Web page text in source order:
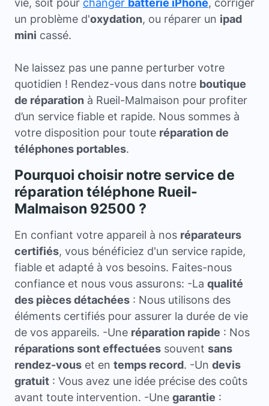
un problème d'oxydation, ou réparer un ipad
mini cassé.
Ne laissez pas une panne perturber votre
quotidien ! Rendez-vous dans notre boutique
de réparation à Rueil-Malmaison pour profiter
d’un service fiable et rapide. Nous sommes à
votre disposition pour toute réparation de
téléphones portables.
Pourquoi choisir notre service de
réparation téléphone Rueil-
Malmaison 92500 ?
En confiant votre appareil à nos réparateurs
certifiés, vous bénéficiez d'un service rapide,
fiable et adapté à vos besoins. Faites-nous
confiance et nous vous assurons: -La qualité
des pièces détachées : Nous utilisons des
éléments certifiés pour assurer la durée de vie
de vos appareils. -Une réparation rapide : Nos
réparations sont effectuées souvent sans
rendez-vous et en temps record. -Un devis
gratuit : Vous avez une idée précise des coûts
avant toute intervention. -Une garantie :